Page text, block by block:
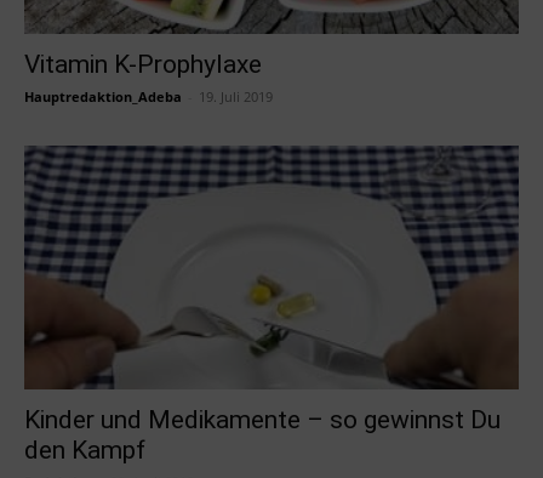
Vitamin K-Prophylaxe
Hauptredaktion_Adeba 19. Juli 2019
Kinder und Medikamente – so gewinnst Du
den Kampf